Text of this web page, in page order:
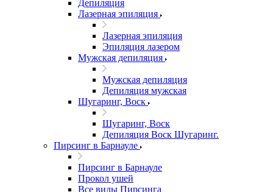
Депиляция
Лазерная эпиляция
Лазерная эпиляция
Эпиляция лазером
Мужская депиляция
Мужская депиляция
Депиляция мужская
Шугаринг, Воск
Шугаринг, Воск
Депиляция Воск Шугаринг.
Пирсинг в Барнауле
Пирсинг в Барнауле
Прокол ушей
Все виды Пирсинга